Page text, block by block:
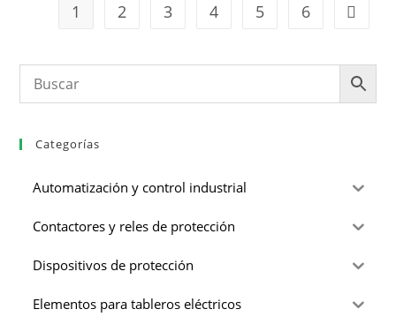
1 2 3 4 5 6
Categorías
Automatización y control industrial
Contactores y reles de protección
Dispositivos de protección
Elementos para tableros eléctricos